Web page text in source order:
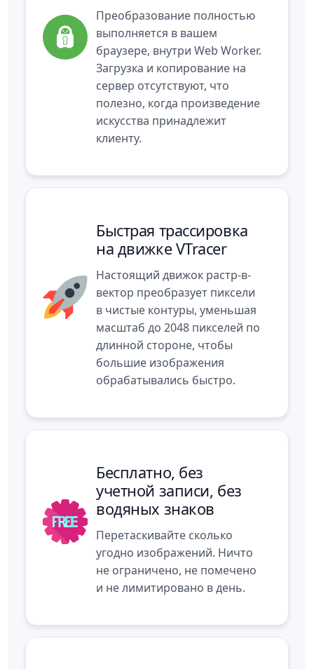
Преобразование полностью
выполняется в вашем
браузере, внутри Web Worker.
Загрузка и копирование на
сервер отсутствуют, что
полезно, когда произведение
искусства принадлежит
клиенту.
Быстрая трассировка
на движке VTracer
Настоящий движок растр-в-
вектор преобразует пиксели
в чистые контуры, уменьшая
масштаб до 2048 пикселей по
длинной стороне, чтобы
большие изображения
обрабатывались быстро.
Бесплатно, без
учетной записи, без
водяных знаков
Перетаскивайте сколько
угодно изображений. Ничто
не ограничено, не помечено
и не лимитировано в день.